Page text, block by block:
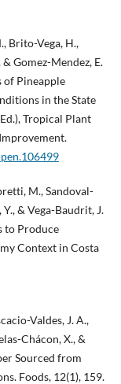
Brito-Vega, H.,
Gomez-Mendez, E.
of Pineapple
in the State
Tropical Plant
M., Sandoval-
& Vega-Baudrit, J.
to Produce
Context in Costa
Valdes, J. A.,
Chácon, X., &
Sourced from
Foods, 12(1), 159.